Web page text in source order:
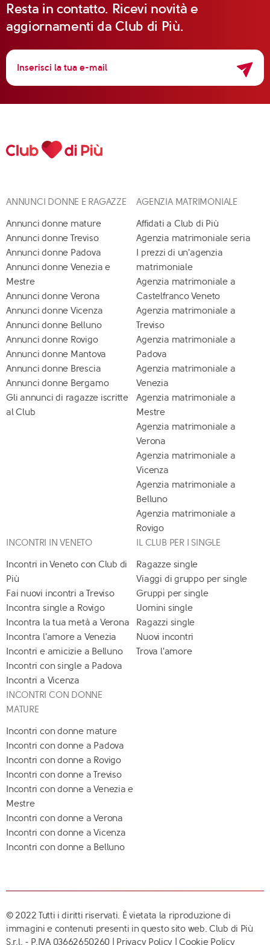
Resta in contatto. Ricevi novità e
aggiornamenti da Club di Più.
ANNUNCI DONNE E RAGAZZE
Annunci donne mature
Annunci donne Treviso
Annunci donne Padova
Annunci donne Venezia e
Mestre
Annunci donne Verona
Annunci donne Vicenza
Annunci donne Belluno
Annunci donne Rovigo
Annunci donne Mantova
Annunci donne Brescia
Annunci donne Bergamo
Gli annunci di ragazze iscritte
al Club
AGENZIA MATRIMONIALE
Affidati a Club di Più
Agenzia matrimoniale seria
I prezzi di un'agenzia
matrimoniale
Agenzia matrimoniale a
Castelfranco Veneto
Agenzia matrimoniale a
Treviso
Agenzia matrimoniale a
Padova
Agenzia matrimoniale a
Venezia
Agenzia matrimoniale a
Mestre
Agenzia matrimoniale a
Verona
Agenzia matrimoniale a
Vicenza
Agenzia matrimoniale a
Belluno
Agenzia matrimoniale a
Rovigo
INCONTRI IN VENETO
Incontri in Veneto con Club di
Più
Fai nuovi incontri a Treviso
Incontra single a Rovigo
Incontra la tua metà a Verona
Incontra l'amore a Venezia
Incontri e amicizie a Belluno
Incontri con single a Padova
Incontri a Vicenza
IL CLUB PER I SINGLE
Ragazze single
Viaggi di gruppo per single
Gruppi per single
Uomini single
Ragazzi single
Nuovi incontri
Trova l'amore
INCONTRI CON DONNE
MATURE
Incontri con donne mature
Incontri con donne a Padova
Incontri con donne a Rovigo
Incontri con donne a Treviso
Incontri con donne a Venezia e
Mestre
Incontri con donne a Verona
Incontri con donne a Vicenza
Incontri con donne a Belluno
© 2022 Tutti i diritti riservati. È vietata la riproduzione di
immagini e contenuti presenti in questo sito web. Club di Più
S.r.l. - P.IVA 03662650260 | Privacy Policy |Cookie Policy